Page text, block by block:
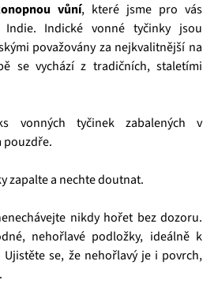
vůní, které jsme pro vás
Indické vonné tyčinky jsou
považovány za nejkvalitnější na
se vychází z tradičních, staletími
vonných tyčinek zabalených v
zapalte a nechte doutnat.
nikdy hořet bez dozoru.
nehořlavé podložky, ideálně k
se, že nehořlavý je i povrch,